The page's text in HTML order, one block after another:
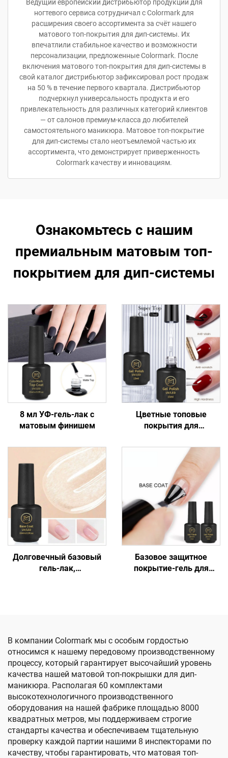
Ведущий европейский дистрибьютор продукции для
ногтевого сервиса сотрудничал с Colormark для
расширения своего ассортимента за счёт нашего
матового топ-покрытия для дип-системы. Их
впечатлили стабильное качество и возможности
персонализации, предложенные Colormark. После
включения матового топ-покрытия для дип-системы в
свой каталог дистрибьютор зафиксировал рост продаж
на 50 % в течение первого квартала. Дистрибьютор
подчеркнул универсальность продукта и его
привлекательность для различных категорий клиентов
— от салонов премиум-класса до любителей
самостоятельного маникюра. Матовое топ-покрытие
для дип-системы стало неотъемлемой частью их
ассортимента, что демонстрирует приверженность
Colormark качеству и инновациям.
Ознакомьтесь с нашим
премиальным матовым топ-
покрытием для дип-системы
8 мл УФ-гель-лак с
матовым финишем
Цветные топовые
покрытия для
Долговечный базовый
гель-лак,
Базовое защитное
покрытие-гель для
В компании Colormark мы с особым гордостью
относимся к нашему передовому производственному
процессу, который гарантирует высочайший уровень
качества нашей матовой топ-покрышки для дип-
маникюра. Располагая 60 комплектами
высокотехнологичного производственного
оборудования на нашей фабрике площадью 8000
квадратных метров, мы поддерживаем строгие
стандарты качества и обеспечиваем тщательную
проверку каждой партии нашими 8 инспекторами по
качеству, чтобы гарантировать, что матовая топ-